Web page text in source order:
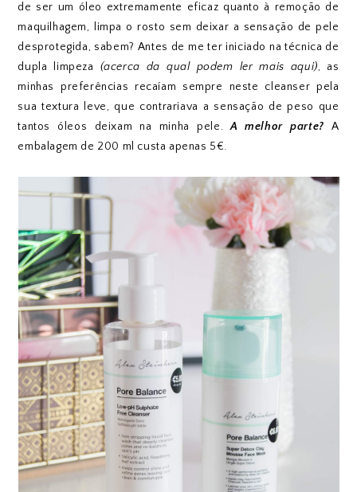
de ser um óleo extremamente eficaz quanto à remoção de
maquilhagem, limpa o rosto sem deixar a sensação de pele
desprotegida, sabem? Antes de me ter iniciado na técnica de
dupla limpeza (acerca da qual podem ler mais aqui), as
minhas preferências recaíam sempre neste cleanser pela
sua textura leve, que contrariava a sensação de peso que
tantos óleos deixam na minha pele. A melhor parte? A
embalagem de 200 ml custa apenas 5€.